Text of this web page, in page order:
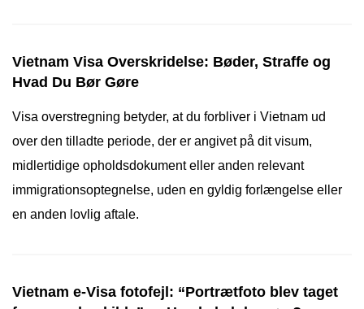
Vietnam Visa Overskridelse: Bøder, Straffe og
Hvad Du Bør Gøre
Visa overstregning betyder, at du forbliver i Vietnam ud
over den tilladte periode, der er angivet på dit visum,
midlertidige opholdsdokument eller anden relevant
immigrationsoptegnelse, uden en gyldig forlængelse eller
en anden lovlig aftale.
Vietnam e-Visa fotofejl: “Portrætfoto blev taget